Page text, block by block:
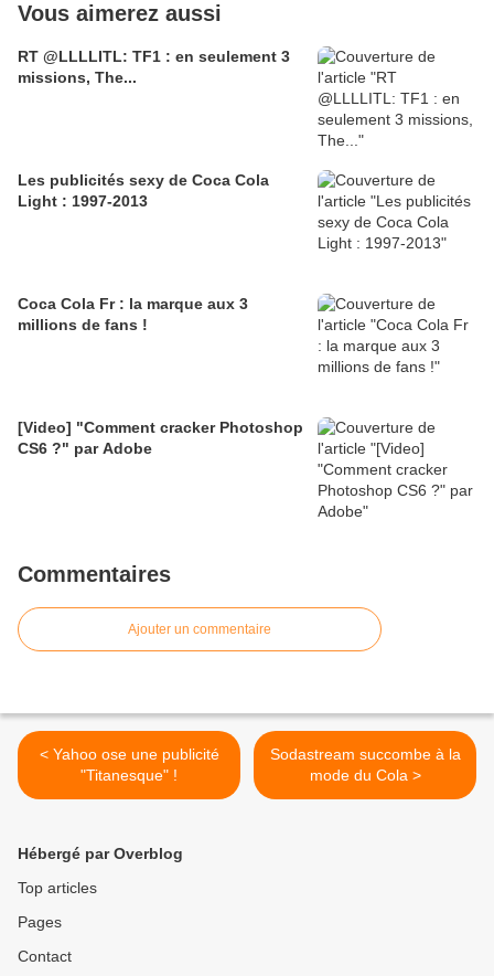
Vous aimerez aussi
RT @LLLLITL: TF1 : en seulement 3
missions, The...
Les publicités sexy de Coca Cola
Light : 1997-2013
Coca Cola Fr : la marque aux 3
millions de fans !
[Video] "Comment cracker Photoshop
CS6 ?" par Adobe
Commentaires
Ajouter un commentaire
< Yahoo ose une publicité
"Titanesque" !
Sodastream succombe à la
mode du Cola >
Hébergé par Overblog
Top articles
Pages
Contact